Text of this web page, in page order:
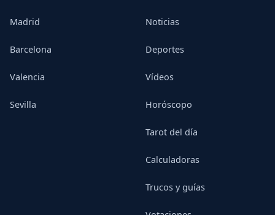
Madrid
Barcelona
Valencia
Sevilla
Noticias
Deportes
Vídeos
Horóscopo
Tarot del día
Calculadoras
Trucos y guías